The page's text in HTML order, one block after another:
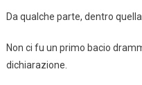
Da qualche parte, dentro
Non ci fu un primo bacio
dichiarazione.